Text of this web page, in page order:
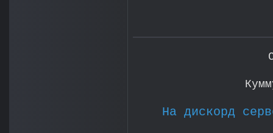
На дискорд